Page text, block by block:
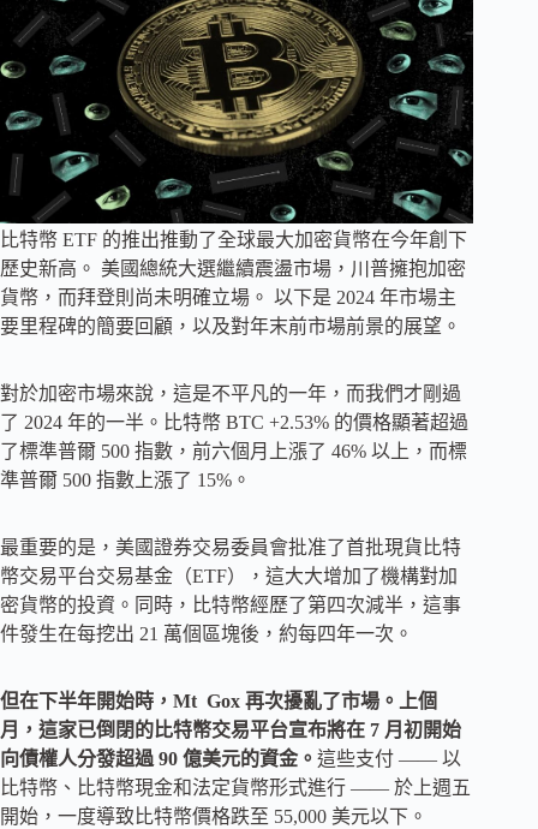
比特幣 ETF 的推出推動了全球最大加密貨幣在今年創下
歷史新高。 美國總統大選繼續震盪市場，川普擁抱加密
貨幣，而拜登則尚未明確立場。 以下是 2024 年市場主
要里程碑的簡要回顧，以及對年末前市場前景的展望。
對於加密市場來說，這是不平凡的一年，而我們才剛過
了 2024 年的一半。比特幣 BTC +2.53% 的價格顯著超過
了標準普爾 500 指數，前六個月上漲了 46% 以上，而標
準普爾 500 指數上漲了 15%。
最重要的是，美國證券交易委員會批准了首批現貨比特
幣交易平台交易基金（ETF），這大大增加了機構對加
密貨幣的投資。同時，比特幣經歷了第四次減半，這事
件發生在每挖出 21 萬個區塊後，約每四年一次。
但在下半年開始時，Mt Gox 再次擾亂了市場。上個
月，這家已倒閉的比特幣交易平台宣布將在 7 月初開始
向債權人分發超過 90 億美元的資金。 這些支付 —— 以
比特幣、比特幣現金和法定貨幣形式進行 —— 於上週五
開始，一度導致比特幣價格跌至 55,000 美元以下。